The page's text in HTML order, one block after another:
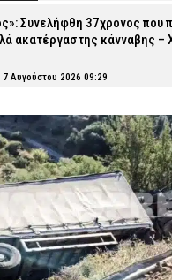
Συνελήφθη 37χρονος που
ακατέργαστης κάνναβης –
7 Αυγούστου 2026 09:29
πέμπτο όροφο
7 Αυγούστου 2026 09:16
Σέρρες: ΙΧ
άτομα
Αυγούστου 2026 09:03
η απολογία του 55χρονου
σε καταψύκτη